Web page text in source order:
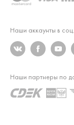
Наши аккаунты в
Наши партнеры по